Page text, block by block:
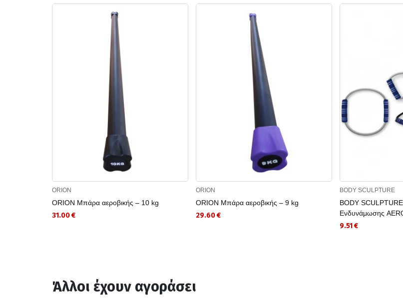
ORION
ORION Μπάρα αεροβικής – 10 kg
31.00 €
ORION
ORION Μπάρα αεροβικής – 9 kg
29.60 €
BODY SCULPTURE
BODY
Ενδυνάμωσης
9.51 €
Άλλοι έχουν αγοράσει